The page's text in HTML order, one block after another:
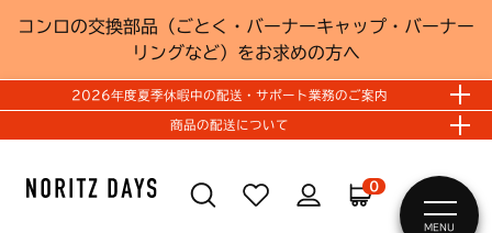
コンロの交換部品（ごとく・バーナーキャップ・バーナー
リングなど）をお求めの方へ
2026年度夏季休暇中の配送・サポート業務のご案内
商品の配送について
0
MENU